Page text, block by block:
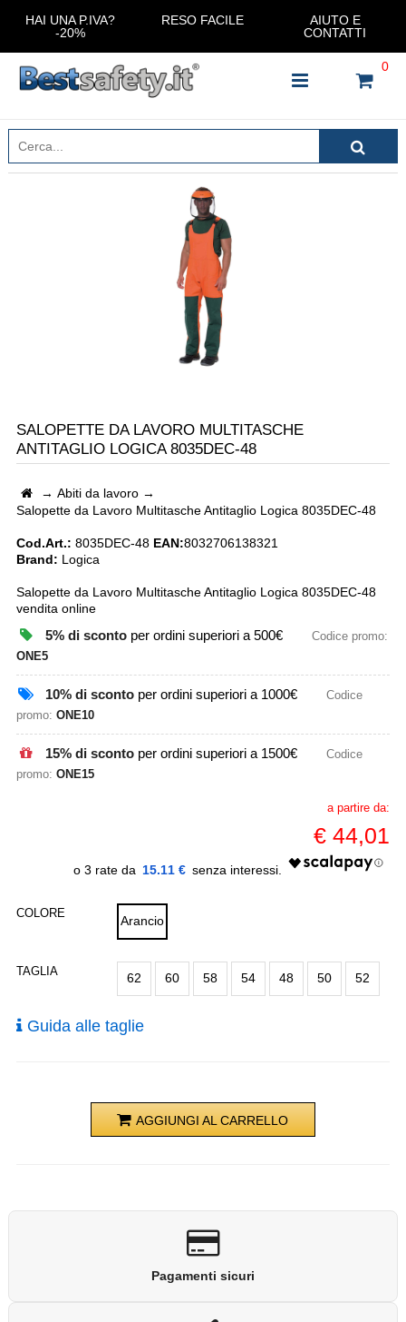
HAI UNA P.IVA?
-20%
RESO FACILE
AIUTO E
CONTATTI
0
INSERISCI IL NOME DEL PRODOTTO CHE STAI
CERCANDO
CHIUDI RICERCA
SALOPETTE DA LAVORO MULTITASCHE
ANTITAGLIO LOGICA 8035DEC-48
→ Abiti da lavoro→
Salopette da Lavoro Multitasche Antitaglio Logica 8035DEC-48
Cod.Art.: 8035DEC-48 EAN:8032706138321
Brand: Logica
Salopette da Lavoro Multitasche Antitaglio Logica 8035DEC-48
vendita online
5% di scontoper ordini superiori a 500€
Codice promo:
ONE5
10% di scontoper ordini superiori a 1000€
Codice
promo: ONE10
15% di scontoper ordini superiori a 1500€
Codice
promo: ONE15
a partire da:
€ 44,01
15.11 €
COLORE Arancio
TAGLIA 62 60 58 54 48 50 52
Guida alle taglie
AGGIUNGI AL CARRELLO
Pagamenti sicuri